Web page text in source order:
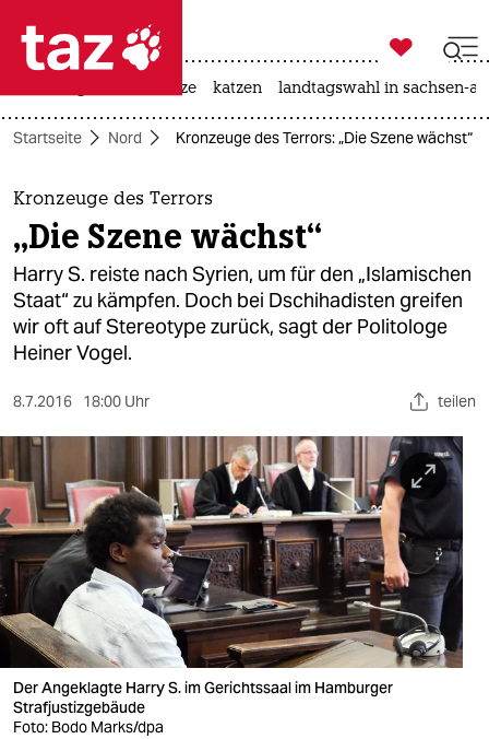
 taz zahl ich
taz zahl ich
themen
politik
öko
gesellschaft
kultur
sport
berlin
nord
wahrheit
verlag
verlag
veranstaltungen

taz zahl ich
hitze katzen landtagswahl in sachsen-
Startseite Nord Kronzeuge des Terrors: „Die Szene wächst“
Kronzeuge des Terrors
„Die Szene wächst“
Harry S. reiste nach Syrien, um für den „Islamischen
Staat“ zu kämpfen. Doch bei Dschihadisten greifen
wir oft auf Stereotype zurück, sagt der Politologe
Heiner Vogel.
8.7.2016 18:00 Uhr teilen
Der Angeklagte Harry S. im Gerichtssaal im Hamburger
Strafjustizgebäude
Foto: Bodo Marks/dpa